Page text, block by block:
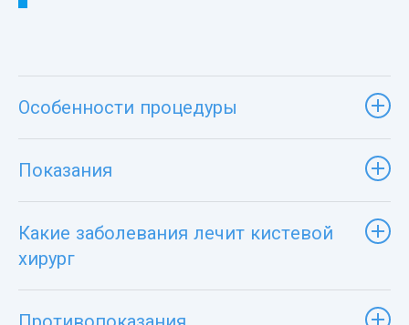
Особенности процедуры
Показания
Какие заболевания лечит кистевой
хирург